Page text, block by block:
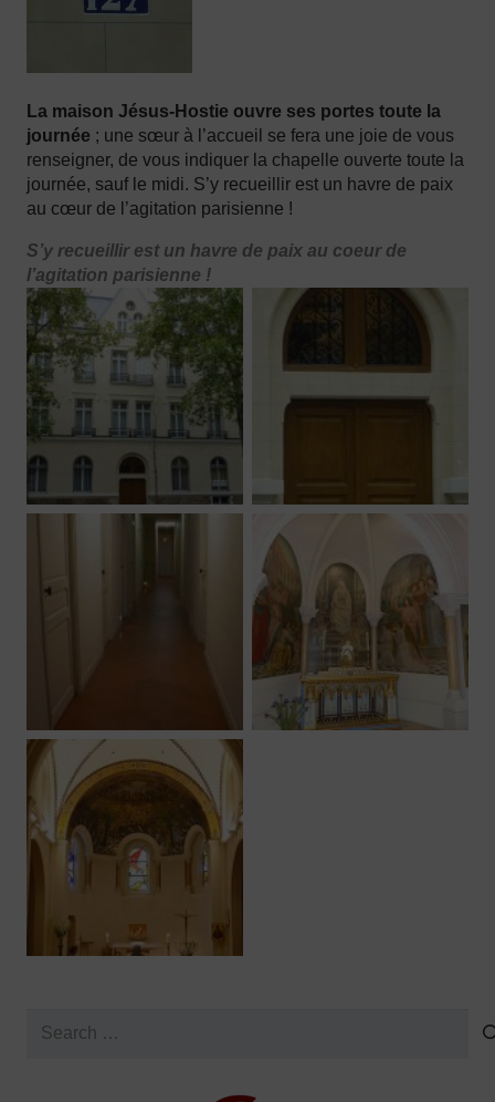
La maison Jésus-Hostie ouvre ses portes toute la
journée ; une sœur à l’accueil se fera une joie de vous
renseigner, de vous indiquer la chapelle ouverte toute la
journée, sauf le midi. S’y recueillir est un havre de paix
au cœur de l’agitation parisienne !
S’y recueillir est un havre de paix au coeur de
l’agitation parisienne !
for: